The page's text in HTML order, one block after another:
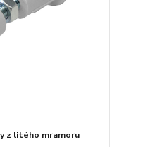
z litého mramoru